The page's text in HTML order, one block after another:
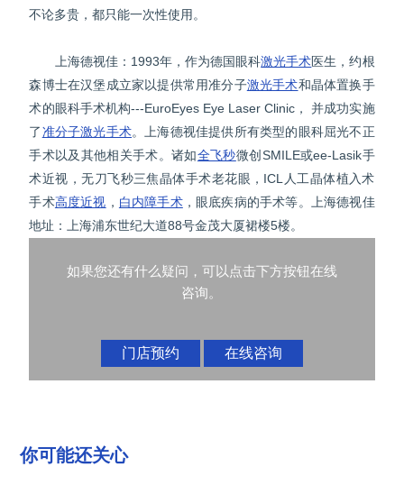
不论多贵，都只能一次性使用。
上海德视佳：1993年，作为德国眼科激光手术医生，约根
森博士在汉堡成立家以提供常用准分子激光手术和晶体置换手
术的眼科手术机构---EuroEyes Eye Laser Clinic， 并成功实施
了准分子激光手术。上海德视佳提供所有类型的眼科屈光不正
手术以及其他相关手术。诸如全飞秒微创SMILE或ee-Lasik手
术近视，无刀飞秒三焦晶体手术老花眼，ICL人工晶体植入术
手术高度近视 ， 白内障手术，眼底疾病的手术等。上海德视佳
地址：上海浦东世纪大道88号金茂大厦裙楼5楼。
如果您还有什么疑问，可以点击下方按钮在线
咨询。
门店预约 在线咨询
你可能还关心